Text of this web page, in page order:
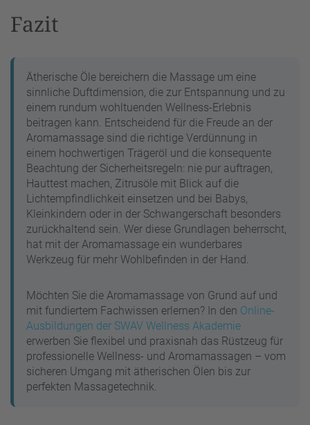
Fazit
Ätherische Öle bereichern die Massage um eine
sinnliche Duftdimension, die zur Entspannung und zu
einem rundum wohltuenden Wellness-Erlebnis
beitragen kann. Entscheidend für die Freude an der
Aromamassage sind die richtige Verdünnung in
einem hochwertigen Trägeröl und die konsequente
Beachtung der Sicherheitsregeln: nie pur auftragen,
Hauttest machen, Zitrusöle mit Blick auf die
Lichtempfindlichkeit einsetzen und bei Babys,
Kleinkindern oder in der Schwangerschaft besonders
zurückhaltend sein. Wer diese Grundlagen beherrscht,
hat mit der Aromamassage ein wunderbares
Werkzeug für mehr Wohlbefinden in der Hand.
Möchten Sie die Aromamassage von Grund auf und
mit fundiertem Fachwissen erlernen? In den Online-
Ausbildungen der SWAV Wellness Akademie
erwerben Sie flexibel und praxisnah das Rüstzeug für
professionelle Wellness- und Aromamassagen – vom
sicheren Umgang mit ätherischen Ölen bis zur
perfekten Massagetechnik.